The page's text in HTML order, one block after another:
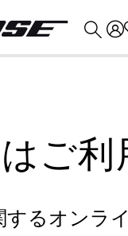
ご
るオンラ